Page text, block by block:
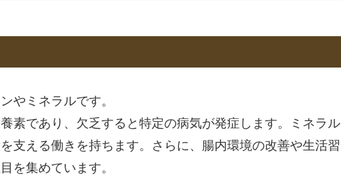
やミネラルです。
素であり、欠乏すると特定の病気が発症します。ミネラル
支える働きを持ちます。さらに、腸内環境の改善や生活習
を集めています。